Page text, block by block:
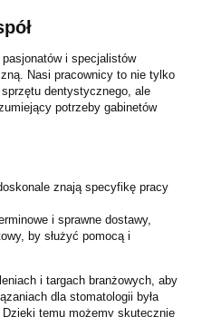
pasjonatów i specjalistów
Nasi pracownicy to nie tylko
dentystycznego, ale
potrzeby gabinetów
znają specyfikę pracy
i sprawne dostawy,
by służyć pomocą i
i targach branżowych, aby
dla stomatologii była
temu możemy skutecznie